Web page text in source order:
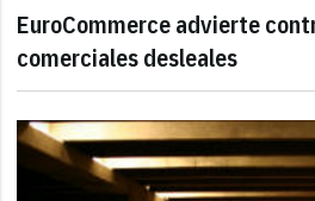
EuroCommerce advierte
comerciales desleales